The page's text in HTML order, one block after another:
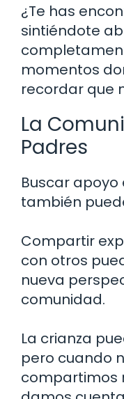
¿Te has
sintiéndote
momentos
recordar que
La
Padres
Buscar
también
Compartir
con otros
nueva
comunidad.
La crianza
pero cuando
compartimos